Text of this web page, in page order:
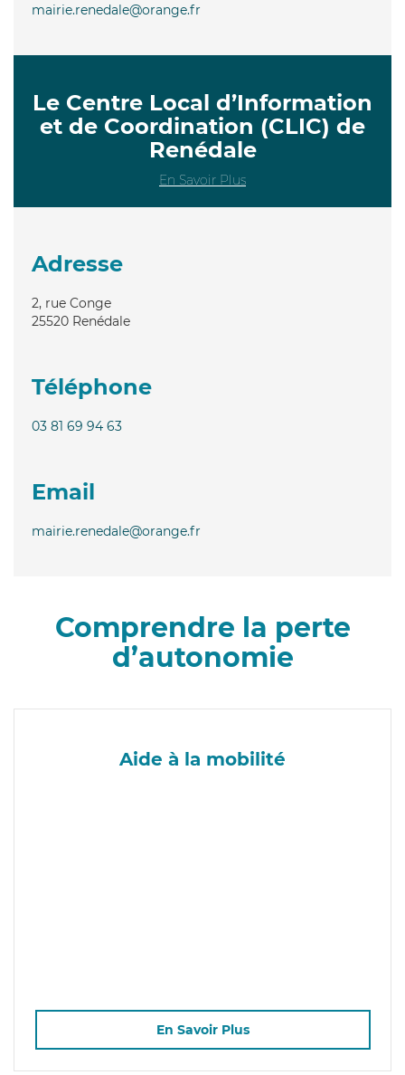
mairie.renedale@orange.fr
Le Centre Local d’Information
et de Coordination (CLIC) de
Renédale
En Savoir Plus
Adresse
2, rue Conge
25520 Renédale
Téléphone
03 81 69 94 63
Email
mairie.renedale@orange.fr
Comprendre la perte
d’autonomie
Aide à la mobilité
En Savoir Plus